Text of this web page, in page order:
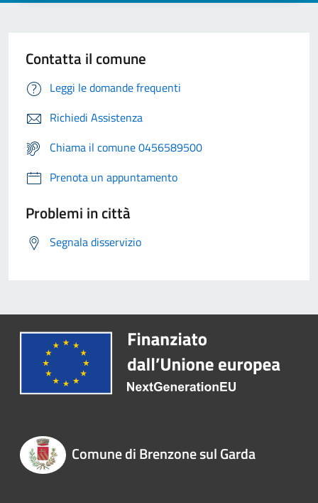
Contatta il comune
Leggi le domande frequenti
Richiedi Assistenza
Chiama il comune 0456589500
Prenota un appuntamento
Problemi in città
Segnala disservizio
Comune di Brenzone sul Garda